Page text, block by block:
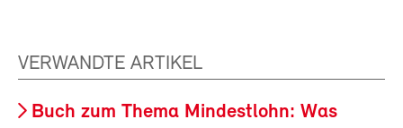
VERWANDTE ARTIKEL
Buch zum Thema Mindestlohn: Was